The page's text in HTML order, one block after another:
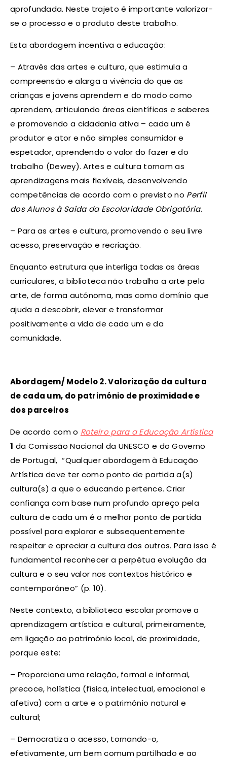
aprofundada. Neste trajeto é importante valorizar-
se o processo e o produto deste trabalho.
Esta abordagem incentiva a educação:
– Através das artes e cultura, que estimula a
compreensão e alarga a vivência do que as
crianças e jovens aprendem e do modo como
aprendem, articulando áreas científicas e saberes
e promovendo a cidadania ativa – cada um é
produtor e ator e não simples consumidor e
espetador, aprendendo o valor do fazer e do
trabalho (Dewey). Artes e cultura tornam as
aprendizagens mais flexíveis, desenvolvendo
competências de acordo com o previsto no Perfil
dos Alunos à Saída da Escolaridade Obrigatória.
– Para as artes e cultura, promovendo o seu livre
acesso, preservação e recriação.
Enquanto estrutura que interliga todas as áreas
curriculares, a biblioteca não trabalha a arte pela
arte, de forma autónoma, mas como domínio que
ajuda a descobrir, elevar e transformar
positivamente a vida de cada um e da
comunidade.
Abordagem/ Modelo 2. Valorização da cultura
de cada um, do património de proximidade e
dos parceiros
De acordo com o Roteiro para a Educação Artística
1 da Comissão Nacional da UNESCO e do Governo
de Portugal, “Qualquer abordagem à Educação
Artística deve ter como ponto de partida a(s)
cultura(s) a que o educando pertence. Criar
confiança com base num profundo apreço pela
cultura de cada um é o melhor ponto de partida
possível para explorar e subsequentemente
respeitar e apreciar a cultura dos outros. Para isso é
fundamental reconhecer a perpétua evolução da
cultura e o seu valor nos contextos histórico e
contemporâneo” (p. 10).
Neste contexto, a biblioteca escolar promove a
aprendizagem artística e cultural, primeiramente,
em ligação ao património local, de proximidade,
porque este:
– Proporciona uma relação, formal e informal,
precoce, holística (física, intelectual, emocional e
afetiva) com a arte e o património natural e
cultural;
– Democratiza o acesso, tornando-o,
efetivamente, um bem comum partilhado e ao